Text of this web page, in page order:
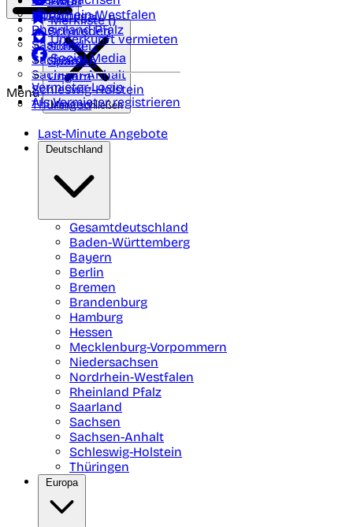
Nordrhein-Westfalen
Rheinland Pfalz
Saarland
Sachsen
Sachsen-Anhalt
Schleswig-Holstein
Thüringen
Portugal
Schweden
Schweiz
Spanien
Ungarn
Merkliste ()
Unterkunft vermieten
Social Media
Vermieter-Login
Als Vermieter registrieren
Menü
Menü schließen
Last-Minute Angebote
Deutschland
Gesamtdeutschland
Baden-Württemberg
Bayern
Berlin
Bremen
Brandenburg
Hamburg
Hessen
Mecklenburg-Vorpommern
Niedersachsen
Nordrhein-Westfalen
Rheinland Pfalz
Saarland
Sachsen
Sachsen-Anhalt
Schleswig-Holstein
Thüringen
Europa